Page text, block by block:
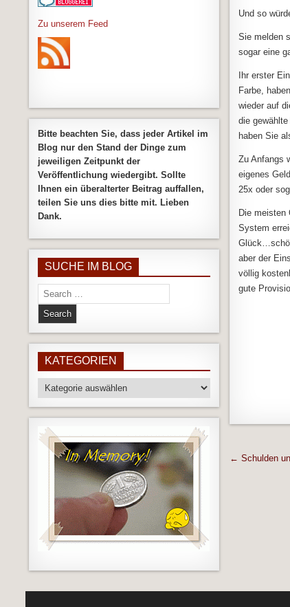
Und so
Sie melden
sogar eine
Ihr erster
Farbe,
wieder auf
die
haben Sie
Zu Anfangs
eigenes
25x oder
Die meisten
System
aber der
völlig
gute
← Schulden
Zu unserem Feed
Bitte beachten Sie, dass jeder Artikel im
Blog nur den Stand der Dinge zum
jeweiligen Zeitpunkt der
Veröffentlichung wiedergibt. Sollte
Ihnen ein überalterter Beitrag auffallen,
teilen Sie uns dies bitte mit. Lieben
Dank.
SUCHE IM BLOG
Search
for:
KATEGORIEN
Kategorien